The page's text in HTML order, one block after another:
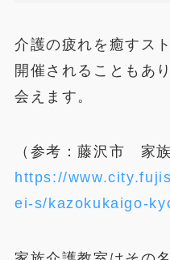
介護の疲れを癒すス
開催されることもあ
会えます。
（参考：藤沢市 家
https://
ei-s/kazokukaigo-